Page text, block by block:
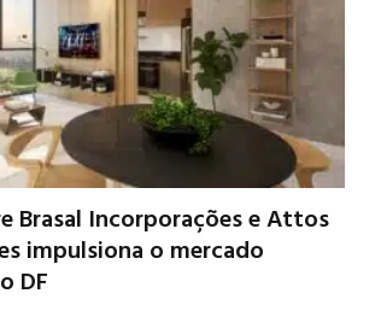
Brasal Incorporações e Attos
impulsiona o mercado
DF